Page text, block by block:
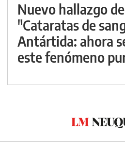
Nuevo hallazgo
"Cataratas de
Antártida: ahora
este fenómeno